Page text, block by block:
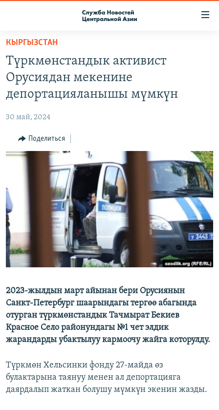
Вернуться
основному
содержанию
Вернутся
главной
Вернутся
поиску
ПОДПИСКА
КОНТАКТЫ
НАСТОЯЩЕЕ ВРЕМЯ
МИГРАНТ МЕДИА
КЫРГЫЗСТАН
Түркмөнстандык активист
Орусиядан мекенине
депортацияланышы мүмкүн
30 май, 2024
Поделиться
2023-жылдын март айынан бери Орусиянын
Санкт-Петербург шаарындагы тергөө абагында
отурган түркмөнстандык Тачмырат Бекиев
Красное Село районундагы №1 чет элдик
жарандарды убактылуу кармоочу жайга которулду.
Түркмөн Хельсинки фонду 27-майда өз
булактарына таянуу менен ал депортацияга
даярдалып жаткан болушу мүмкүн экенин жазды.